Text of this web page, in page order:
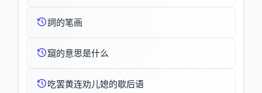
詞的笔画
竀的意思是什么
吃罢黄连劝儿媳的歇后语